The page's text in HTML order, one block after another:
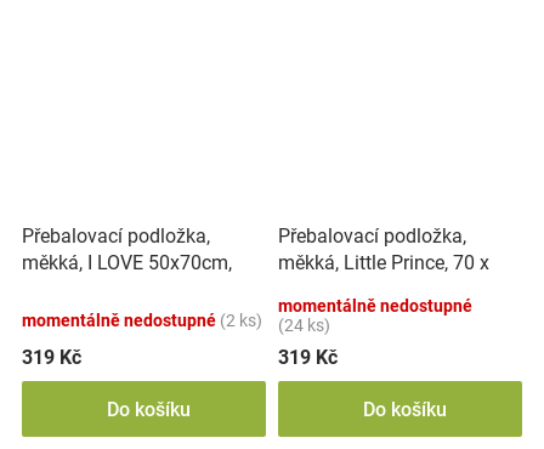
Přebalovací podložka,
měkká, I LOVE 50x70cm,
momentálně nedostupné (2 ks)
319 Kč
Do košíku
Přebalovací podložka,
měkká, Little Prince, 70 x
momentálně nedostupné
(24 ks)
319 Kč
Do košíku